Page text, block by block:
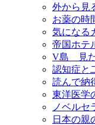
外から見
お薬の時
気になる
帝国ホテ
V島 見た
認知症と
読んで納
東洋医学
ノベルセ
日本の親